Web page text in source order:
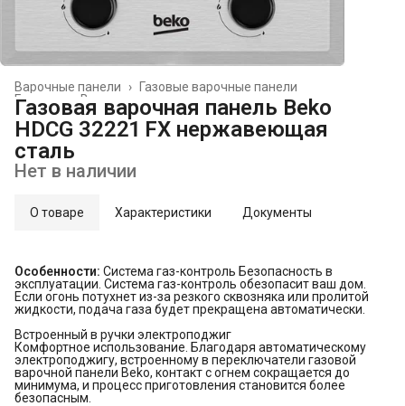
Газовые варочные панели
Варочные панели
›
Встраиваемая техника
Главная
Газовая варочная панель Beko
HDCG 32221 FX нержавеющая
сталь
Нет в наличии
О товаре Характеристики Документы
Особенности: Система газ-контроль Безопасность в
эксплуатации. Система газ-контроль обезопасит ваш дом.
Если огонь потухнет из-за резкого сквозняка или пролитой
жидкости, подача газа будет прекращена автоматически.
Встроенный в ручки электроподжиг
Комфортное использование. Благодаря автоматическому
электроподжигу, встроенному в переключатели газовой
варочной панели Beko, контакт с огнем сокращается до
минимума, и процесс приготовления становится более
безопасным.